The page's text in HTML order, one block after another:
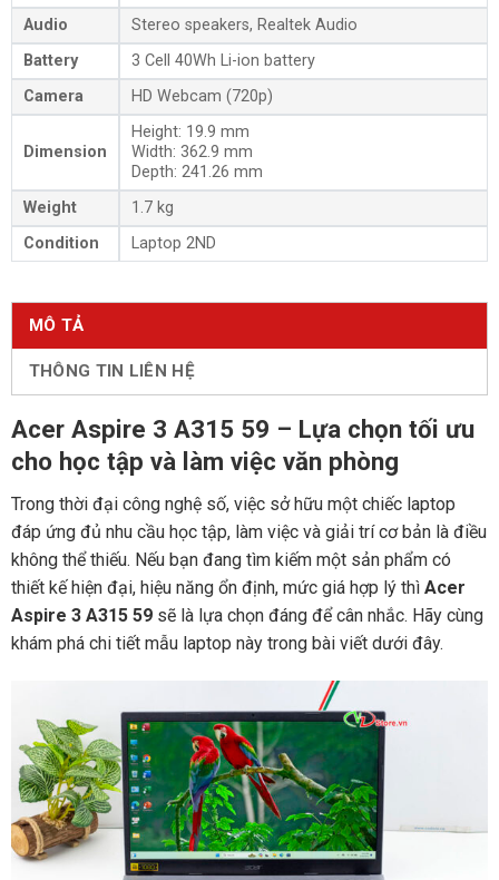
MÔ TẢ
THÔNG TIN LIÊN HỆ
Acer Aspire 3 A315 59 – Lựa chọn tối ưu
cho học tập và làm việc văn phòng
Trong thời đại công nghệ số, việc sở hữu một chiếc laptop
đáp ứng đủ nhu cầu học tập, làm việc và giải trí cơ bản là điều
không thể thiếu. Nếu bạn đang tìm kiếm một sản phẩm có
thiết kế hiện đại, hiệu năng ổn định, mức giá hợp lý thì Acer
Aspire 3 A315 59sẽ là lựa chọn đáng để cân nhắc. Hãy cùng
khám phá chi tiết mẫu laptop này trong bài viết dưới đây.
Audio
Stereo speakers, Realtek Audio
Battery
3 Cell 40Wh Li-ion battery
Camera
HD Webcam (720p)
Dimension
Height: 19.9 mm
Width: 362.9 mm
Depth: 241.26 mm
Weight
1.7 kg
Condition
Laptop 2ND